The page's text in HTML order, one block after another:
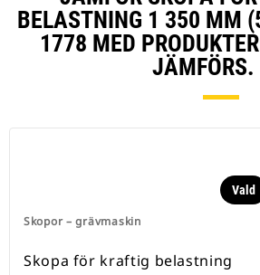
BELASTNING 1 350 MM
1778 MED
JÄMFÖRS.
Skopor – grävmaskin
Vald
Skopa för kraftig belastning